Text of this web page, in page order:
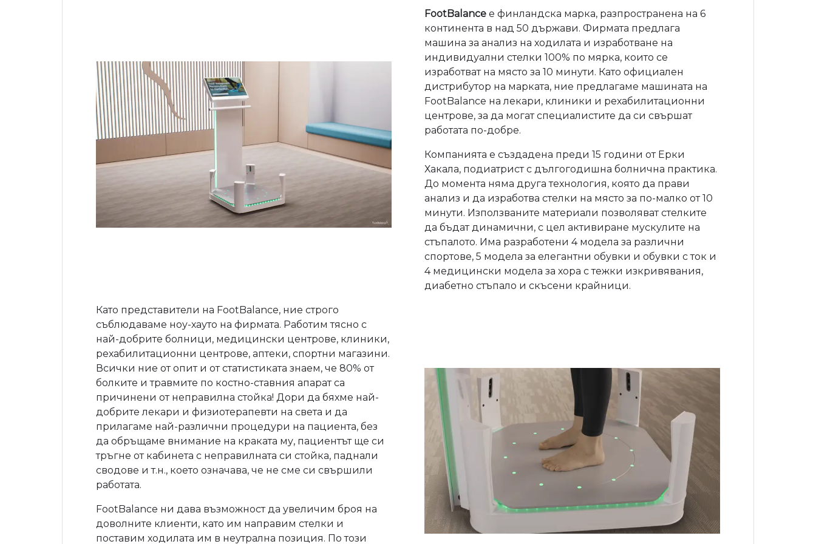
FootBalance е финландска марка, разпространена на 6
континента в над 50 държави. Фирмата предлага
машина за анализ на ходилата и изработване на
индивидуални стелки 100% по мярка, които се
изработват на място за 10 минути. Като официален
дистрибутор на марката, ние предлагаме машината на
FootBalance на лекари, клиники и рехабилитационни
центрове, за да могат специалистите да си свършат
работата по-добре.
Компанията е създадена преди 15 години от Ерки
Хакала, подиатрист с дългогодишна болнична практика.
До момента няма друга технология, която да прави
анализ и да изработва стелки на място за по-малко от 10
минути. Използваните материали позволяват стелките
да бъдат динамични, с цел активиране мускулите на
стъпалото. Има разработени 4 модела за различни
спортове, 5 модела за елегантни обувки и обувки с ток и
4 медицински модела за хора с тежки изкривявания,
диабетно стъпало и скъсени крайници.
Като представители на FootBalance, ние строго
съблюдаваме ноу-хауто на фирмата. Работим тясно с
най-добрите болници, медицински центрове, клиники,
рехабилитационни центрове, аптеки, спортни магазини.
Всички ние от опит и от статистиката знаем, че 80% от
болките и травмите по костно-ставния апарат са
причинени от неправилна стойка! Дори да бяхме най-
добрите лекари и физиотерапевти на света и да
прилагаме най-различни процедури на пациента, без
да обръщаме внимание на краката му, пациентът ще си
тръгне от кабинета с неправилната си стойка, паднали
сводове и т.н., което означава, че не сме си свършили
работата.
FootBalance ни дава възможност да увеличим броя на
доволните клиенти, като им направим стелки и
поставим ходилата им в неутрална позиция. По този